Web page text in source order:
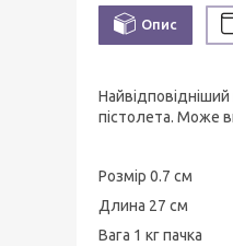
Опис
пістолета. Може
Розмір 0.7 см
Длина 27 см
Вага 1 кг пачка